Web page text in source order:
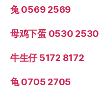
兔 0569 2569
母鸡下蛋 0530 2530
牛生仔 5172 8172
龟 0705 2705